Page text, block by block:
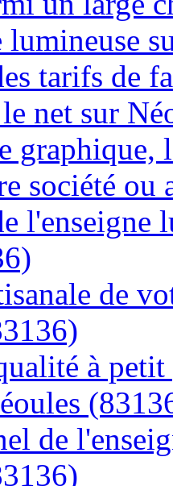
lumineuse
tarifs de
net sur
graphique,
société
l'enseigne
de
à
de